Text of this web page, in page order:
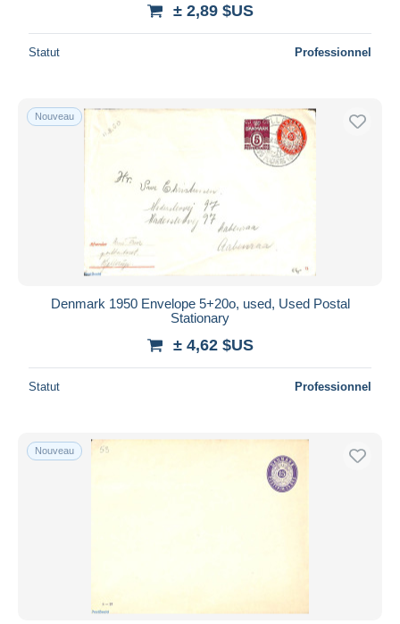
± 2,89 $US
Statut Professionnel
Nouveau
Denmark 1950 Envelope 5+20o, used, Used Postal
Stationary
± 4,62 $US
Statut Professionnel
Nouveau